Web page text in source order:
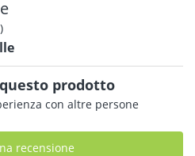
)
prodotto
con altre persone
recensione